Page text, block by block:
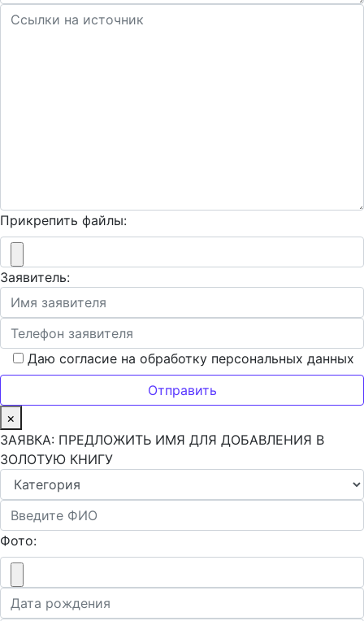
Прикрепить файлы:
Заявитель:
Даю согласие на обработку персональных данных
×
ЗАЯВКА: ПРЕДЛОЖИТЬ ИМЯ ДЛЯ ДОБАВЛЕНИЯ В
ЗОЛОТУЮ КНИГУ
Фото: